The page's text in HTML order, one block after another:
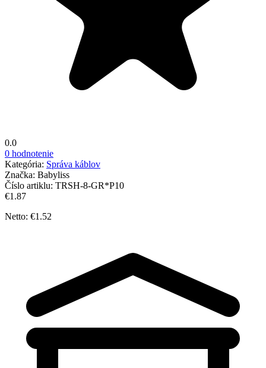
0.0
0 hodnotenie
Kategória: Správa káblov
Značka: Babyliss
Číslo artiklu: TRSH-8-GR*P10
€1.87
Netto: €1.52